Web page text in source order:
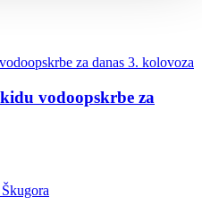
vodoopskrbe za